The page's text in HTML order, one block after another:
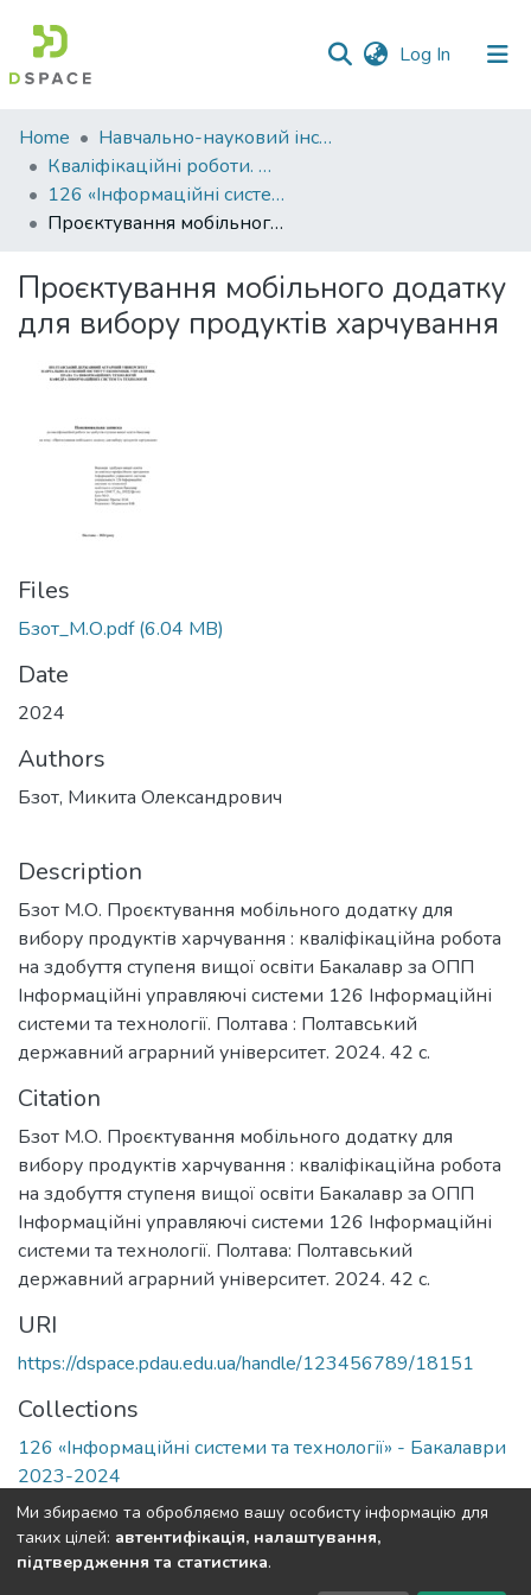
Log In (current)
Communities
&
Collections
All of DSpace
Statistics
Home
Навчально-науковий інститут економіки, управління, права та інформаційних технологій
Кваліфікаційні роботи. ННІ економіки, управління, права та ІТ
126 «Інформаційні системи та технології» - Бакалаври 2023-2024
Проєктування мобільного додатку для вибору продуктів харчування
Проєктування мобільного додатку
для вибору продуктів харчування
Files
Бзот_М.О.pdf(6.04 MB)
Date
2024
Authors
Бзот, Микита Олександрович
Description
Бзот М.О. Проєктування мобільного додатку для
вибору продуктів харчування : кваліфікаційна робота
на здобуття ступеня вищої освіти Бакалавр за ОПП
Інформаційні управляючі системи 126 Інформаційні
системи та технології. Полтава : Полтавський
державний аграрний університет. 2024. 42 с.
Citation
Бзот М.О. Проєктування мобільного додатку для
вибору продуктів харчування : кваліфікаційна робота
на здобуття ступеня вищої освіти Бакалавр за ОПП
Інформаційні управляючі системи 126 Інформаційні
системи та технології. Полтава: Полтавський
державний аграрний університет. 2024. 42 с.
URI
https://dspace.pdau.edu.ua/handle/123456789/18151
Collections
126 «Інформаційні системи та технології» - Бакалаври
2023-2024
Full item page
Ми збираємо та обробляємо вашу особисту інформацію для
таких цілей: автентифікація, налаштування,
підтвердження та статистика.